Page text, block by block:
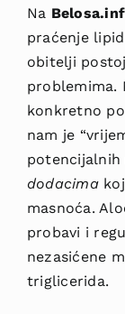
Na
praćenje
obitelji
problemima.
konkretno
nam je
potencijalnih
dodacima
masnoća.
probavi i
nezasićene
triglicerida.